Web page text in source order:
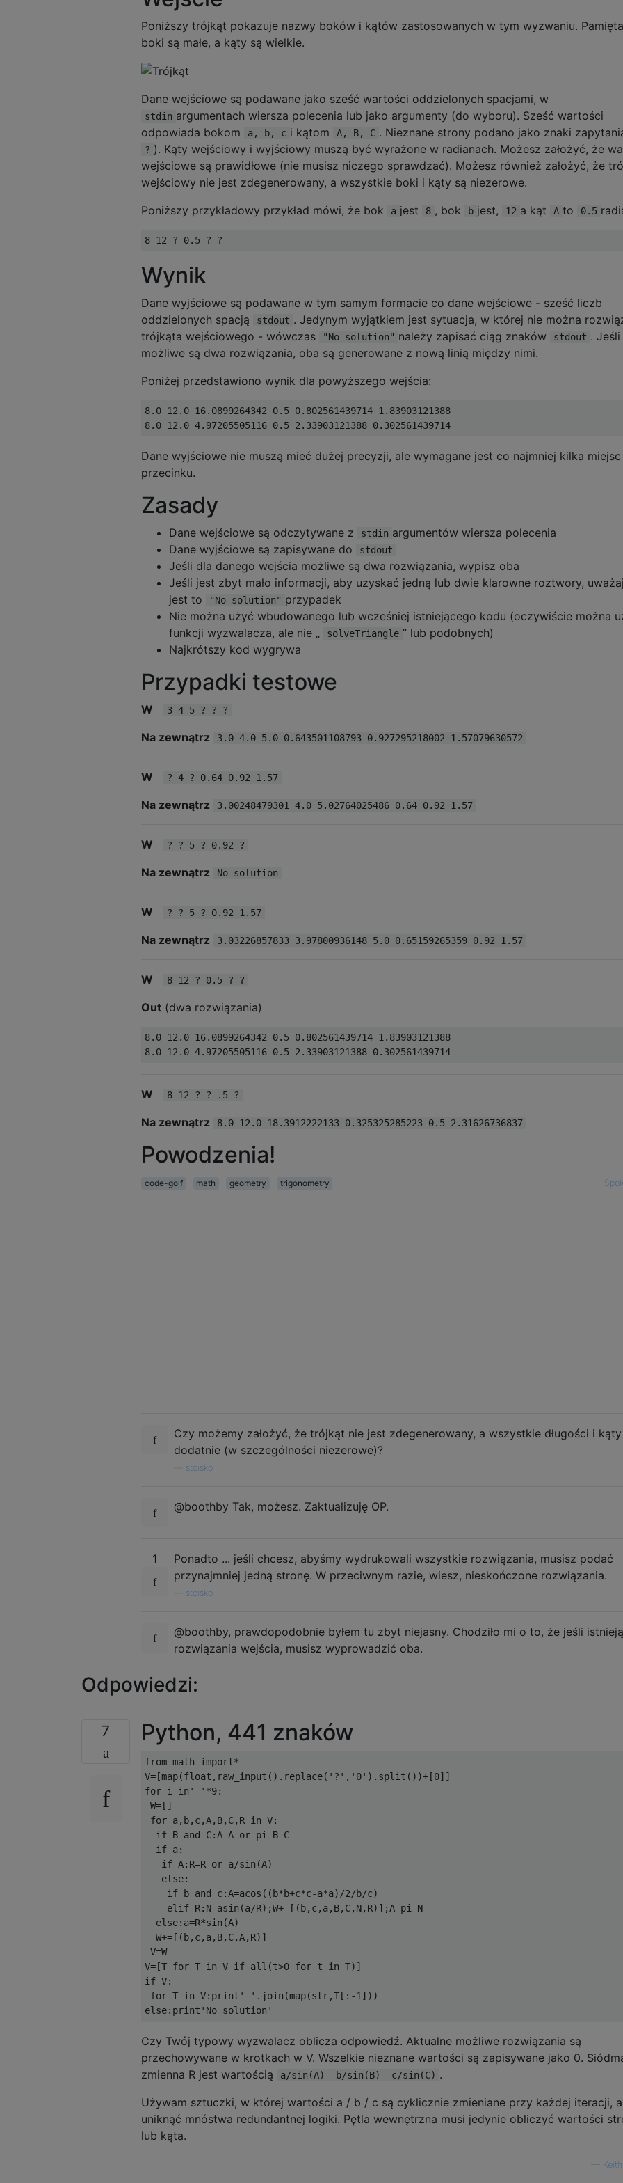
Poniższy trójkąt pokazuje nazwy boków i kątów zastosowanych w tym wyzwaniu.
boki są małe, a kąty są wielkie.
Dane wejściowe są podawane jako sześć wartości oddzielonych spacjami, w
stdin argumentach wiersza polecenia lub jako argumenty (do wyboru). Sześć wartości
odpowiada bokom
a, b, c i kątom A, B, C . Nieznane strony podano jako znaki
? ). Kąty wejściowy i wyjściowy muszą być wyrażone w radianach. Możesz założyć, że
wejściowe są prawidłowe (nie musisz niczego sprawdzać). Możesz również założyć, że
wejściowy nie jest zdegenerowany, a wszystkie boki i kąty są niezerowe.
Poniższy przykładowy przykład mówi, że bok
a jest 8 , bok b jest, 12 a kąt A to 0.5
Wynik
Dane wyjściowe są podawane w tym samym formacie co dane wejściowe - sześć liczb
oddzielonych spacją
stdout . Jedynym wyjątkiem jest sytuacja, w której nie można
trójkąta wejściowego - wówczas
"No solution" należy zapisać ciąg znaków stdout . Jeśli
możliwe są dwa rozwiązania, oba są generowane z nową linią między nimi.
Poniżej przedstawiono wynik dla powyższego wejścia:
8.0 12.0 16.0899264342 0.5 0.802561439714 1.83903121388
Dane wyjściowe nie muszą mieć dużej precyzji, ale wymagane jest co najmniej kilka
przecinku.
Zasady
Dane wejściowe są odczytywane z stdin argumentów wiersza polecenia
Dane wyjściowe są zapisywane do
stdout
Jeśli dla danego wejścia możliwe są dwa rozwiązania, wypisz oba
Jeśli jest zbyt mało informacji, aby uzyskać jedną lub dwie klarowne roztwory,
jest to
"No solution" przypadek
Nie można użyć wbudowanego lub wcześniej istniejącego kodu (oczywiście można
funkcji wyzwalacza, ale nie „
solveTriangle ” lub podobnych)
Najkrótszy kod wygrywa
Przypadki testowe
W 3 4 5 ? ? ?
Na zewnątrz 3.0 4.0 5.0 0.643501108793 0.927295218002 1.57079630572
W ? 4 ? 0.64 0.92 1.57
Na zewnątrz 3.00248479301 4.0 5.02764025486 0.64 0.92 1.57
W ? ? 5 ? 0.92 ?
Na zewnątrz No solution
W ? ? 5 ? 0.92 1.57
Na zewnątrz 3.03226857833 3.97800936148 5.0 0.65159265359 0.92 1.57
W 8 12 ? 0.5 ? ?
Out (dwa rozwiązania)
8.0 12.0 16.0899264342 0.5 0.802561439714 1.83903121388
W 8 12 ? ? .5 ?
Na zewnątrz 8.0 12.0 18.3912222133 0.325325285223 0.5 2.31626736837
Powodzenia!
code-golf math geometry trigonometry
Czy możemy założyć, że trójkąt nie jest zdegenerowany, a wszystkie długości i
dodatnie (w szczególności niezerowe)?
stoisko
@boothby Tak, możesz. Zaktualizuję OP.
1
Ponadto ... jeśli chcesz, abyśmy wydrukowali wszystkie rozwiązania, musisz podać
przynajmniej jedną stronę. W przeciwnym razie, wiesz, nieskończone rozwiązania.
stoisko
@boothby, prawdopodobnie byłem tu zbyt niejasny. Chodziło mi o to, że jeśli
rozwiązania wejścia, musisz wyprowadzić oba.
Odpowiedzi:
7 Python, 441 znaków
from math import*
V=[map(float,raw_input().replace('?','0').split())+[0]]
for i in' '*9:
W=[]
for a,b,c,A,B,C,R in V:
  if B and C:A=A or pi-B-C
  if a:
   if A:R=R or a/sin(A)
   else:
    if b and c:A=acos((b*b+c*c-a*a)/2/b/c)
    elif R:N=asin(a/R);W+=[(b,c,a,B,C,N,R)];A=pi-N
  else:a=R*sin(A)
  W+=[(b,c,a,B,C,A,R)]
V=W
V=[T for T in V if all(t>0 for t in T)]
if V:
for T in V:print' '.join(map(str,T[:-1]))
Czy Twój typowy wyzwalacz oblicza odpowiedź. Aktualne możliwe rozwiązania są
przechowywane w krotkach w V. Wszelkie nieznane wartości są zapisywane jako 0.
zmienna R jest wartością
a/sin(A)==b/sin(B)==c/sin(C) .
Używam sztuczki, w której wartości a / b / c są cyklicznie zmieniane przy każdej iteracji,
uniknąć mnóstwa redundantnej logiki. Pętla wewnętrzna musi jedynie obliczyć wartości
lub kąta.